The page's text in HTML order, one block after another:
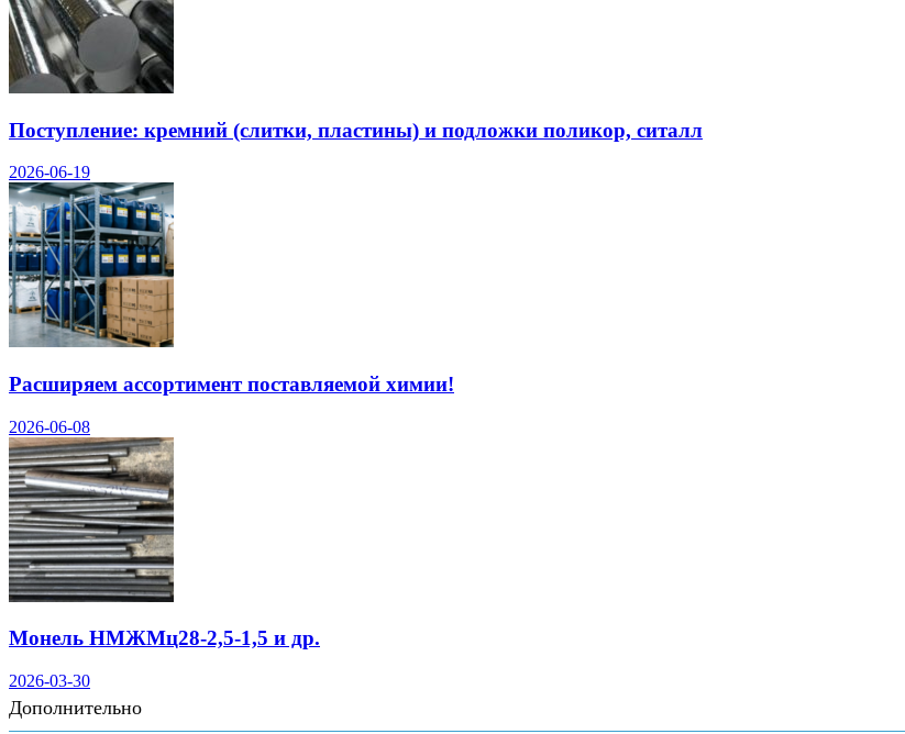
Поступление: кремний (слитки, пластины) и подложки поликор, ситалл
2026-06-19
Расширяем ассортимент поставляемой химии!
2026-06-08
Монель НМЖМц28-2,5-1,5 и др.
2026-03-30
Дополнительно